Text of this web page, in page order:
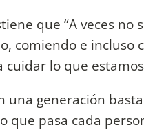
que “A veces
comiendo e incluso
cuidar lo que
una generación
que pasa cada